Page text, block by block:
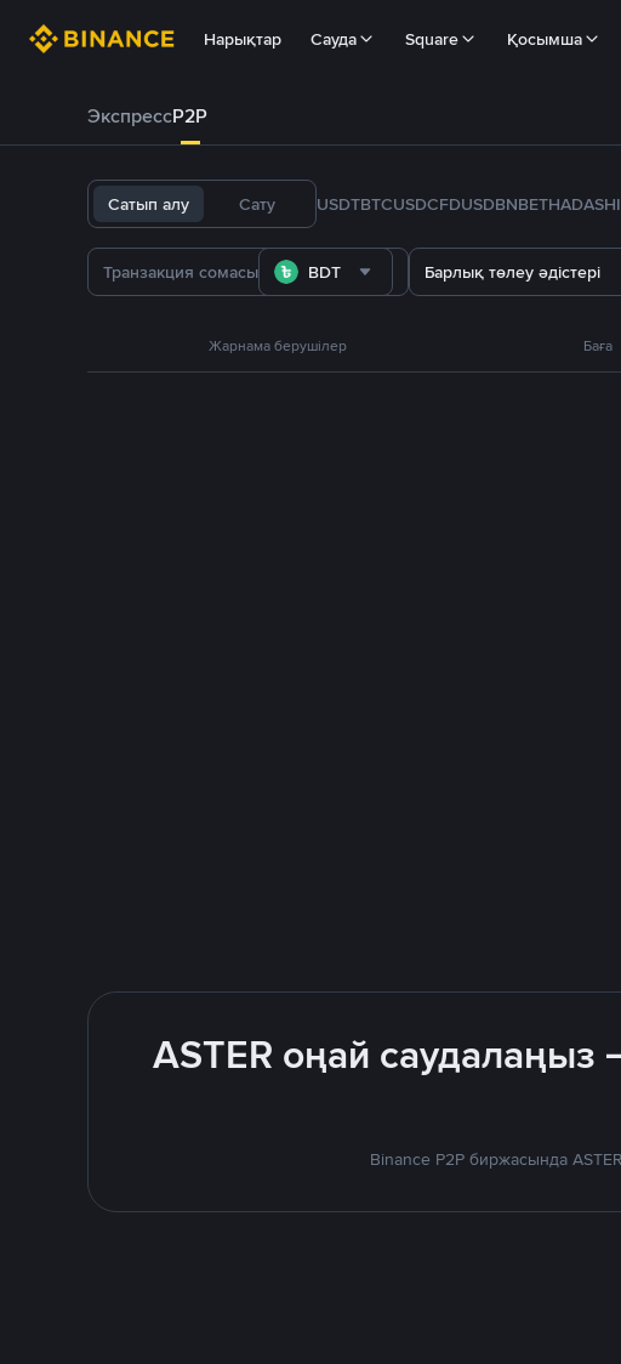
Нарықтар Сауда Square Қосымша
ЭкспрессP2P
Сатып алу Сату USDTBTCUSDCFDUSDBNBETHADA
BDT Барлық төлеу әдістері
Жарнама берушілер Баға
ASTER оңай саудалаңыз
Binance P2P биржасында